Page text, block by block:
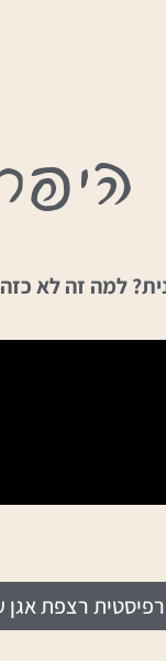
למה זה לא
רצפת